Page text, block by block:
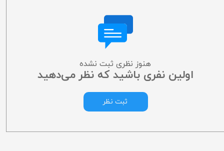
هنوز نظری ثبت نشده
اولین نفری باشید که نظر می‌دهید
ثبت نظر